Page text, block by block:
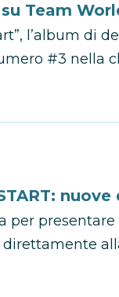
Team
l’album di
#3 nella
nuove
presentare